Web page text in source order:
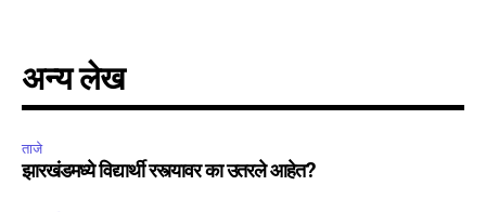
अन्य लेख
ताजे
झारखंडमध्ये विद्यार्थी रस्त्यावर का उतरले आहेत?